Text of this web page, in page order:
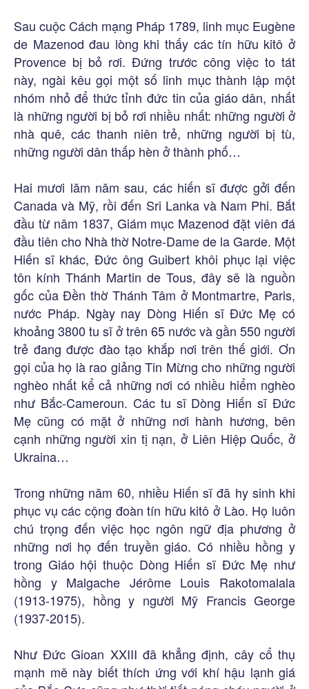
Sau cuộc Cách mạng Pháp 1789, linh mục Eugène
de Mazenod đau lòng khi thấy các tín hữu kitô ở
Provence bị bỏ rơi. Đứng trước công việc to tát
này, ngài kêu gọi một số linh mục thành lập một
nhóm nhỏ để thức tỉnh đức tin của giáo dân, nhất
là những người bị bỏ rơi nhiều nhất: những người ở
nhà quê, các thanh niên trẻ, những người bị tù,
những người dân thấp hèn ở thành phố…
Hai mươi lăm năm sau, các hiến sĩ được gởi đến
Canada và Mỹ, rồi đến Sri Lanka và Nam Phi. Bắt
đầu từ năm 1837, Giám mục Mazenod đặt viên đá
đầu tiên cho Nhà thờ Notre-Dame de la Garde. Một
Hiến sĩ khác, Đức ông Guibert khôi phục lại việc
tôn kính Thánh Martin de Tous, đây sẽ là nguồn
gốc của Đền thờ Thánh Tâm ở Montmartre, Paris,
nước Pháp. Ngày nay Dòng Hiến sĩ Đức Mẹ có
khoảng 3800 tu sĩ ở trên 65 nước và gần 550 người
trẻ đang được đào tạo khắp nơi trên thế giới. Ơn
gọi của họ là rao giảng Tin Mừng cho những người
nghèo nhất kể cả những nơi có nhiều hiểm nghèo
như Bắc-Cameroun. Các tu sĩ Dòng Hiến sĩ Đức
Mẹ cũng có mặt ở những nơi hành hương, bên
cạnh những người xin tị nạn, ở Liên Hiệp Quốc, ở
Ukraina…
Trong những năm 60, nhiều Hiến sĩ đã hy sinh khi
phục vụ các cộng đoàn tín hữu kitô ở Lào. Họ luôn
chú trọng đến việc học ngôn ngữ địa phương ở
những nơi họ đến truyền giáo. Có nhiều hồng y
trong Giáo hội thuộc Dòng Hiến sĩ Đức Mẹ như
hồng y Malgache Jérôme Louis Rakotomalala
(1913-1975), hồng y người Mỹ Francis George
(1937-2015).
Như Đức Gioan XXIII đã khẳng định, cây cổ thụ
mạnh mẽ này biết thích ứng với khí hậu lạnh giá